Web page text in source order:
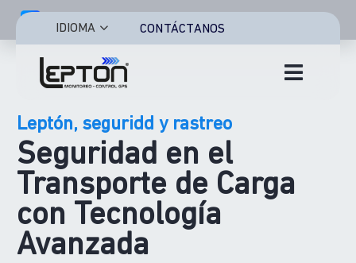
Saltar
contenido
IDIOMA CONTÁCTANOS
Toggle
Inicio
Características
Soluciones
Sectores
Leptón
Leptón, seguridd y rastreo
Seguridad en el
Transporte de Carga
con Tecnología
Avanzada
Soluciones
Sobre nosotros
Soicitar Demo